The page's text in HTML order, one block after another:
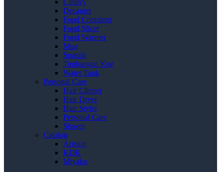
Cutlery
Decanter
Food Container
Food Slicer
Food Warmer
Mug
Spatula
Timbangan Kue
Water Tank
Personal Care
Hair Clipper
Hair Dryer
Hair Styler
Personal Care
Shaver
Catalog
Ariston
KDK
Miyako